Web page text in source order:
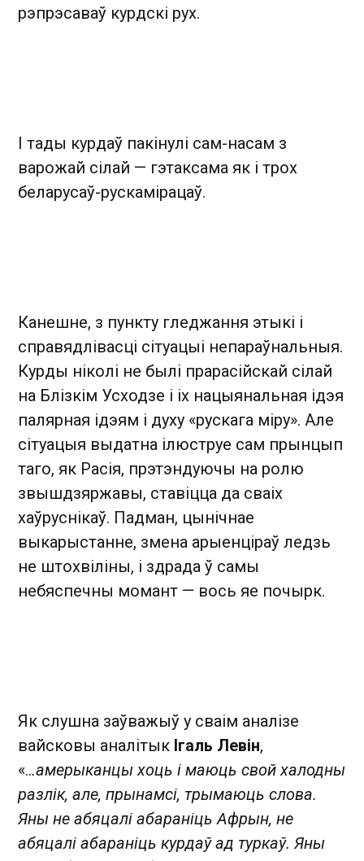
рэпрэсаваў курдскі рух.
І тады курдаў пакінулі сам-насам з
варожай сілай — гэтаксама як і трох
беларусаў-рускамірацаў.
Канешне, з пункту гледжання этыкі і
справядлівасці сітуацыі непараўнальныя.
Курды ніколі не былі прарасійскай сілай
на Блізкім Усходзе і іх нацыянальная ідэя
палярная ідэям і духу «рускага міру». Але
сітуацыя выдатна ілюструе сам прынцып
таго, як Расія, прэтэндуючы на ролю
звышдзяржавы, ставіцца да сваіх
хаўруснікаў. Падман, цынічнае
выкарыстанне, змена арыенціраў ледзь
не штохвіліны, і здрада ў самы
небяспечны момант — вось яе почырк.
Як слушна заўважыў у сваім аналізе
вайсковы аналітык Ігаль Левін,
«...амерыканцы хоць і маюць свой халодны
разлік, але, прынамсі, трымаюць слова.
Яны не абяцалі абараніць Афрын, не
абяцалі абараніць курдаў ад туркаў. Яны